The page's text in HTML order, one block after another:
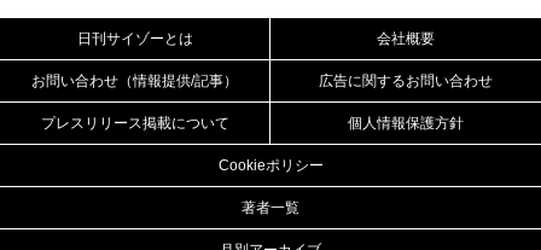
日刊サイゾーとは 会社概要
お問い合わせ（情報提供/記事） 広告に関するお問い合わせ
プレスリリース掲載について 個人情報保護方針
Cookieポリシー
著者一覧